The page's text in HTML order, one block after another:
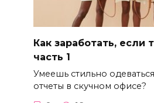
Как заработать, если
часть 1
Умеешь стильно
отчеты в скучном офисе?